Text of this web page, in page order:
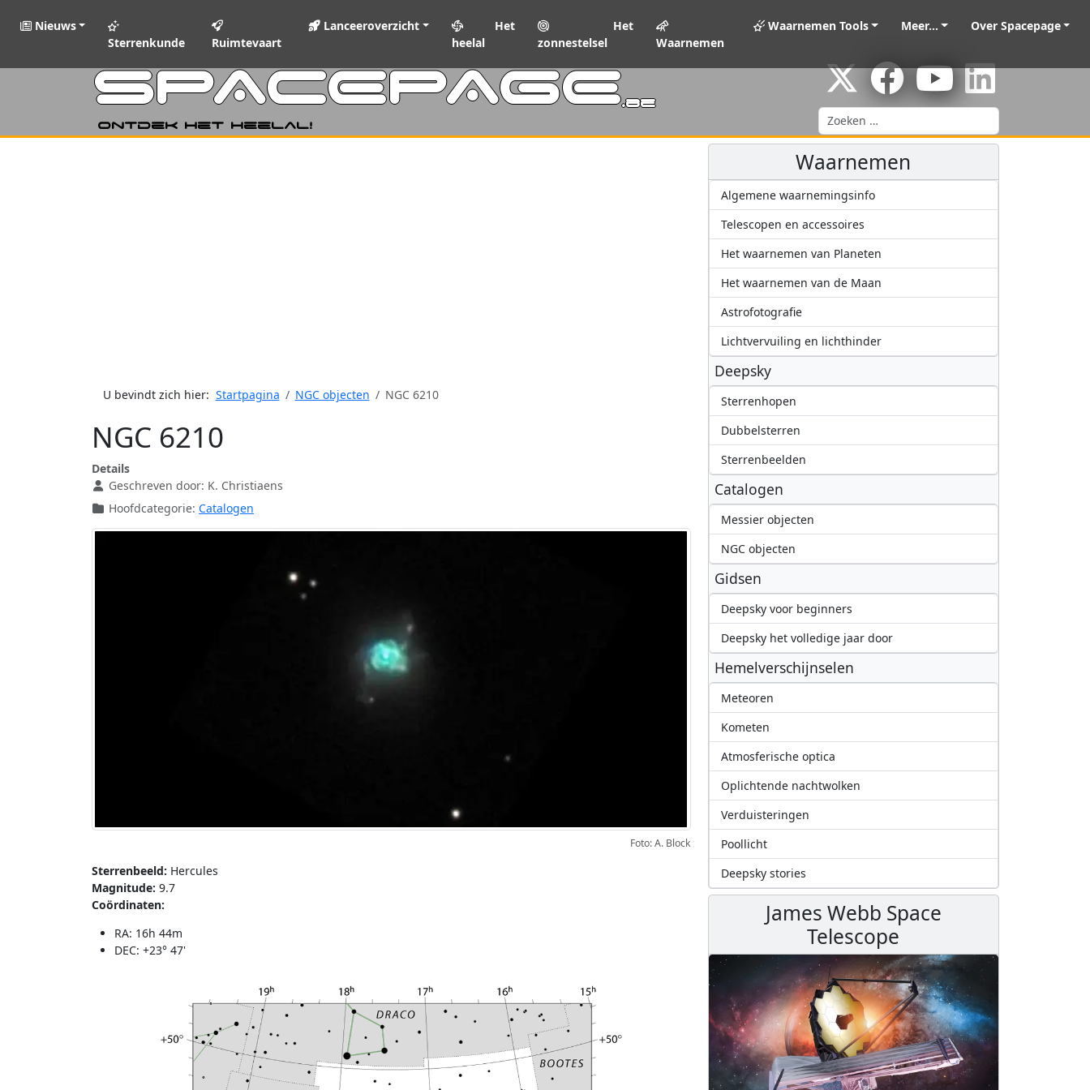
Nieuws
Sterrenkunde
Ruimtevaart
Lanceeroverzicht
Het
heelal
Het
zonnestelsel
Waarnemen
Waarnemen Tools Meer... Over Spacepage
SPACEPAGE.be
Ontdek het heelal!
Zoeken
U bevindt zich hier: Startpagina NGC objecten NGC 6210
NGC 6210
Details
Geschreven door: K. Christiaens
Hoofdcategorie: Catalogen
Foto: A. Block
Sterrenbeeld: Hercules
Magnitude: 9.7
Coördinaten:
RA: 16h 44m
DEC: +23° 47'
Waarnemen
Algemene waarnemingsinfo
Telescopen en accessoires
Het waarnemen van Planeten
Het waarnemen van de Maan
Astrofotografie
Lichtvervuiling en lichthinder
Deepsky
Sterrenhopen
Dubbelsterren
Sterrenbeelden
Catalogen
Messier objecten
NGC objecten
Gidsen
Deepsky voor beginners
Deepsky het volledige jaar door
Hemelverschijnselen
Meteoren
Kometen
Atmosferische optica
Oplichtende nachtwolken
Verduisteringen
Poollicht
Deepsky stories
James Webb Space
Telescope